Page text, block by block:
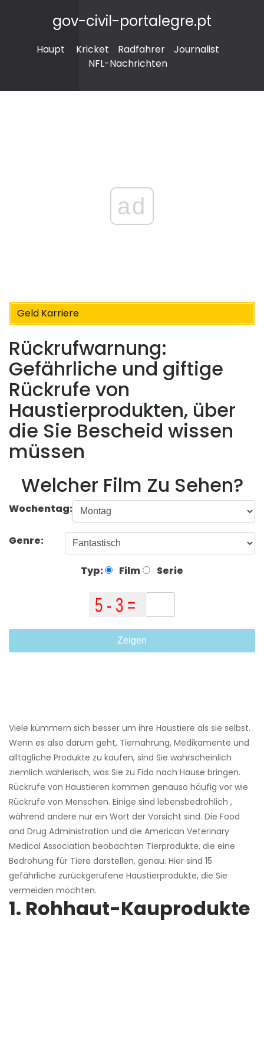
gov-civil-portalegre.pt
Haupt Kricket Radfahrer
Journalist
NFL-Nachrichten
ad
Geld Karriere
Rückrufwarnung:
Gefährliche und giftige
Rückrufe von
Haustierprodukten, über
die Sie Bescheid wissen
müssen
Welcher Film Zu Sehen?
Wochentag:
Genre:
Typ: Film Serie
Zeigen
Viele kümmern sich besser um ihre Haustiere als sie selbst.
Wenn es also darum geht, Tiernahrung, Medikamente und
alltägliche Produkte zu kaufen, sind Sie wahrscheinlich
ziemlich wählerisch, was Sie zu Fido nach Hause bringen.
Rückrufe von Haustieren kommen genauso häufig vor wie
Rückrufe von Menschen. Einige sind lebensbedrohlich ,
während andere nur ein Wort der Vorsicht sind. Die Food
and Drug Administration und die American Veterinary
Medical Association beobachten Tierprodukte, die eine
Bedrohung für Tiere darstellen, genau. Hier sind 15
gefährliche zurückgerufene Haustierprodukte, die Sie
vermeiden möchten.
1. Rohhaut-Kauprodukte